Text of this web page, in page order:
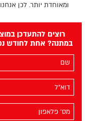
ומאוחדת יותר. לכן
רוצים להתעדכן
במתנה? אחת לחודש
שלך
הפלאפון